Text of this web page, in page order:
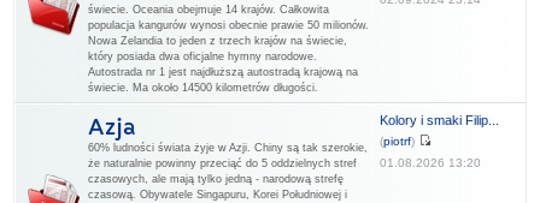
świecie. Oceania obejmuje 14 krajów. Całkowita
populacja kangurów wynosi obecnie prawie 50 milionów.
Nowa Zelandia to jeden z trzech krajów na świecie,
który posiada dwa oficjalne hymny narodowe.
Autostrada nr 1 jest najdłuższą autostradą krajową na
świecie. Ma około 14500 kilometrów długości.
Azja
60% ludności świata żyje w Azji. Chiny są tak szerokie,
że naturalnie powinny przeciąć do 5 oddzielnych stref
czasowych, ale mają tylko jedną - narodową strefę
czasową. Obywatele Singapuru, Korei Południowej i
Kolory i smaki Filip...
(piotrf)
01.08.2026 13:20